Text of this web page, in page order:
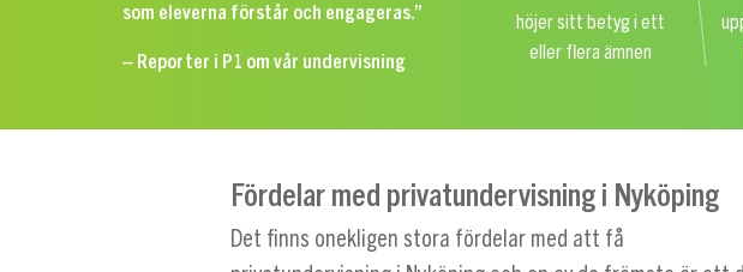
som eleverna förstår och engageras.”
– Reporter i P1 om vår undervisning
höjer sitt betyg i ett
eller flera ämnen
Fördelar med privatundervisning i Nyköping
Det finns onekligen stora fördelar med att få